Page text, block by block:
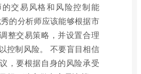
交易风格和风险控制能
的分析师应该能够根据市
整交易策略，并设置合理
控制风险。 不要盲目相信
，要根据自身的风险承受